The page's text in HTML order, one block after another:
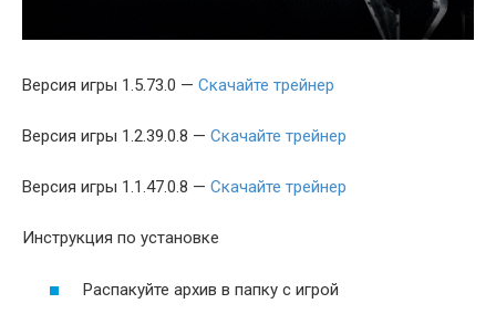
Версия игры 1.5.73.0 — Скачайте трейнер
Версия игры 1.2.39.0.8 — Скачайте трейнер
Версия игры 1.1.47.0.8 — Скачайте трейнер
Инструкция по установке
Распакуйте архив в папку с игрой